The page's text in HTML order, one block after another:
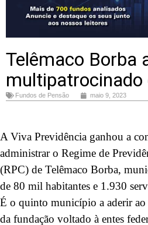
Telêmaco Borba
multipatrocinado
Fundos de Pensão maio 9, 2023
A Viva Previdência ganhou a
administrar o Regime de
(RPC) de Telêmaco Borba,
de 80 mil habitantes e 1.930
É o quinto município a aderir
da fundação voltado à entes